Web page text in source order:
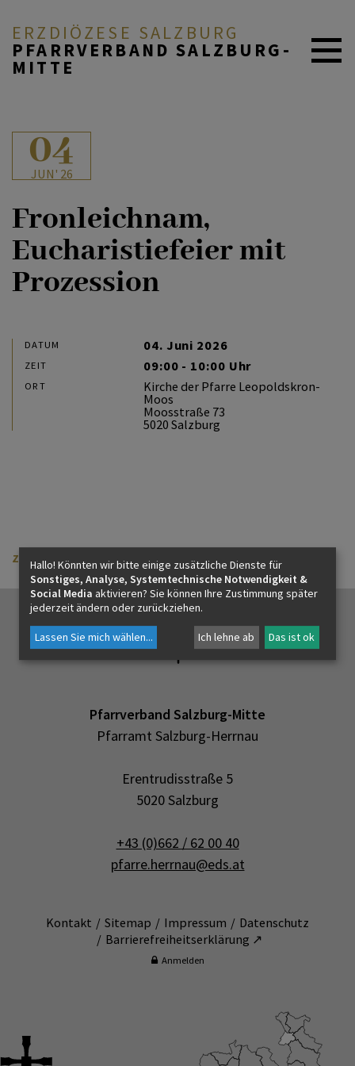
ERZDIÖZESE SALZBURG
PFARRVERBAND SALZBURG-
MITTE
ÜBER UNS
DURCH DAS LEBEN
PFARRLEBEN
ICH MÖCHTE
KONTAKT
04
JUN' 26
Fronleichnam,
Eucharistiefeier mit
Prozession
DATUM 04. Juni 2026
ZEIT 09:00 - 10:00 Uhr
ORT
Kirche der Pfarre Leopoldskron-
Moos
Moosstraße 73
5020 Salzburg
zurück
Pfarrverband Salzburg-Mitte
Pfarramt Salzburg-Herrnau
Erentrudisstraße 5
5020 Salzburg
+43 (0)662 / 62 00 40
pfarre.herrnau@eds.at
Kontakt Sitemap Impressum
Datenschutz
Barrierefreiheitserklärung ↗
Anmelden
Hallo! Könnten wir bitte einige zusätzliche Dienste für
Sonstiges, Analyse, Systemtechnische Notwendigkeit &
Social Media aktivieren? Sie können Ihre Zustimmung später
jederzeit ändern oder zurückziehen.
Lassen Sie mich wählen... Ich lehne ab Das ist ok